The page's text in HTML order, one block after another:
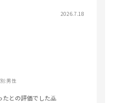
2026.7.18
:男性
たとの評価でした🙇